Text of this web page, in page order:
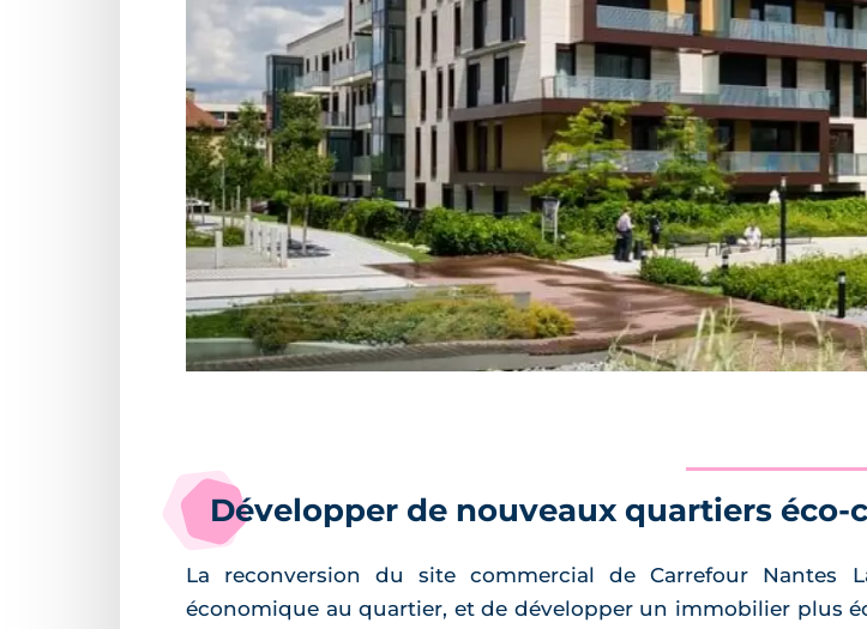
Développer de nouveaux quartiers éco-
La reconversion du site commercial de Carrefour Nantes
économique au quartier, et de développer un immobilier plus